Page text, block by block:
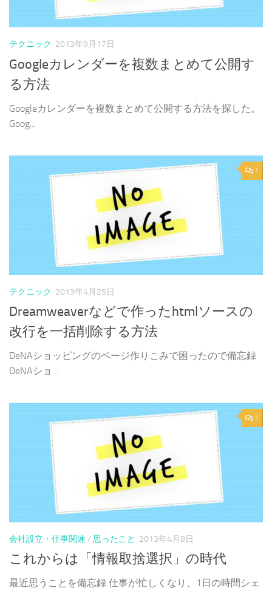
テクニック 2013年9月17日
Googleカレンダーを複数まとめて公開す
る方法
Googleカレンダーを複数まとめて公開する方法を探した。
Goog...
1
テクニック 2013年4月25日
Dreamweaverなどで作ったhtmlソースの
改行を一括削除する方法
DeNAショッピングのページ作りこみで困ったので備忘録
DeNAショ...
1
会社設立・仕事関連 / 思ったこと 2013年4月8日
これからは「情報取捨選択」の時代
最近思うことを備忘録 仕事が忙しくなり、1日の時間シェ